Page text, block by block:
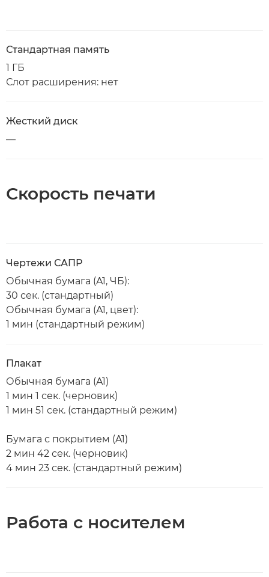
Стандартная память
1 ГБ
Слот расширения: нет
Жесткий диск
—
Скорость печати
Чертежи САПР
Обычная бумага (A1, ЧБ):
30 сек. (стандартный)
Обычная бумага (A1, цвет):
1 мин (стандартный режим)
Плакат
Обычная бумага (A1)
1 мин 1 сек. (черновик)
1 мин 51 сек. (стандартный режим)
Бумага с покрытием (A1)
2 мин 42 сек. (черновик)
4 мин 23 сек. (стандартный режим)
Работа с носителем